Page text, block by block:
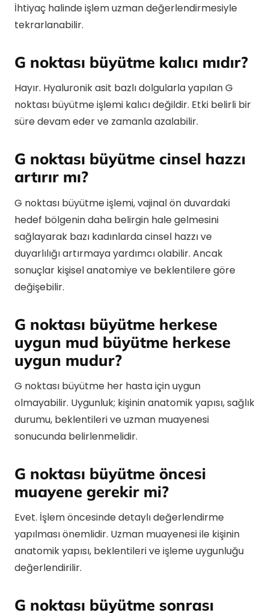
İhtiyaç halinde işlem uzman değerlendirmesiyle
tekrarlanabilir.
G noktası büyütme kalıcı mıdır?
Hayır. Hyaluronik asit bazlı dolgularla yapılan G
noktası büyütme işlemi kalıcı değildir. Etki belirli bir
süre devam eder ve zamanla azalabilir.
G noktası büyütme cinsel hazzı
artırır mı?
G noktası büyütme işlemi, vajinal ön duvardaki
hedef bölgenin daha belirgin hale gelmesini
sağlayarak bazı kadınlarda cinsel hazzı ve
duyarlılığı artırmaya yardımcı olabilir. Ancak
sonuçlar kişisel anatomiye ve beklentilere göre
değişebilir.
G noktası büyütme herkese
uygun mud büyütme herkese
uygun mudur?
G noktası büyütme her hasta için uygun
olmayabilir. Uygunluk; kişinin anatomik yapısı, sağlık
durumu, beklentileri ve uzman muayenesi
sonucunda belirlenmelidir.
G noktası büyütme öncesi
muayene gerekir mi?
Evet. İşlem öncesinde detaylı değerlendirme
yapılması önemlidir. Uzman muayenesi ile kişinin
anatomik yapısı, beklentileri ve işleme uygunluğu
değerlendirilir.
G noktası büyütme sonrası